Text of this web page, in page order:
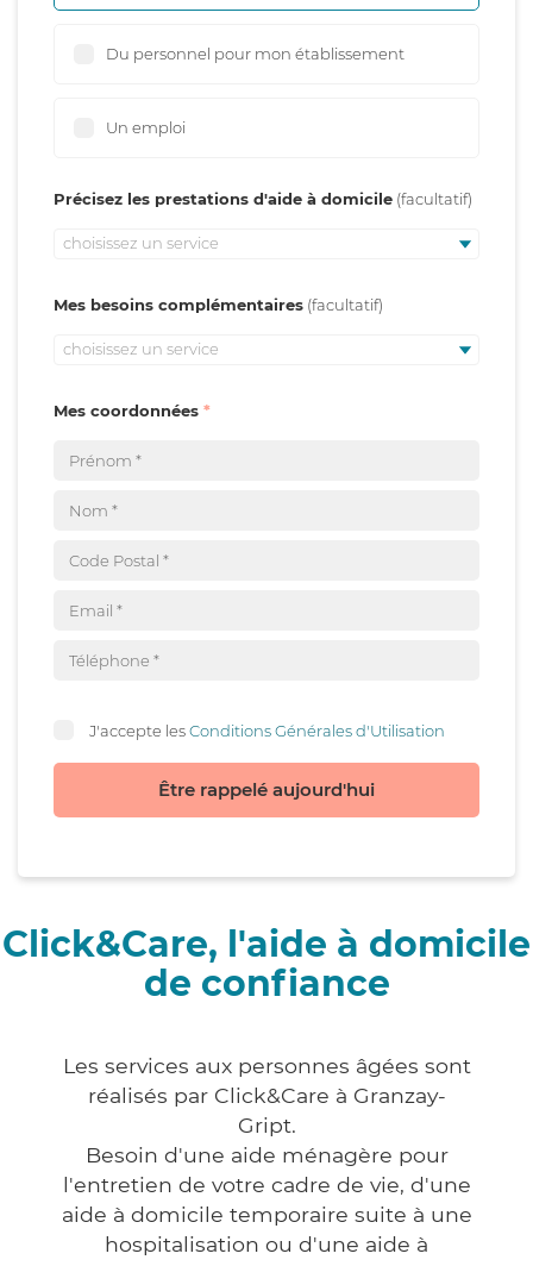
Du personnel pour mon établissement
Un emploi
Précisez les prestations d'aide à domicile
choisissez un service
Mes besoins complémentaires
choisissez un service
Mes coordonnées
J'accepte lesConditions Générales d'Utilisation
Être rappelé aujourd'hui
Click&Care, l'aide à domicile
de confiance
Les services aux personnes âgées sont
réalisés par Click&Care à Granzay-
Gript.
Besoin d'une aide ménagère pour
l'entretien de votre cadre de vie, d'une
aide à domicile temporaire suite à une
hospitalisation ou d'une aide à